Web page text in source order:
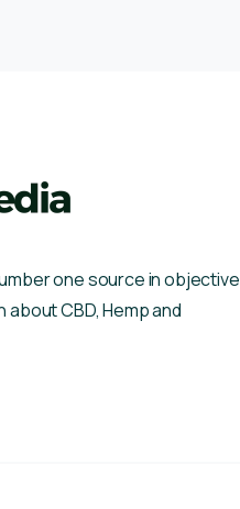
one source in objective
CBD, Hemp and